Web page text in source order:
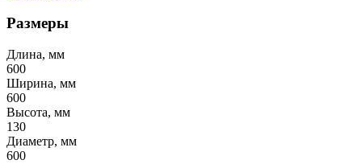
Размеры
Длина, мм
600
Ширина, мм
600
Высота, мм
130
Диаметр, мм
600